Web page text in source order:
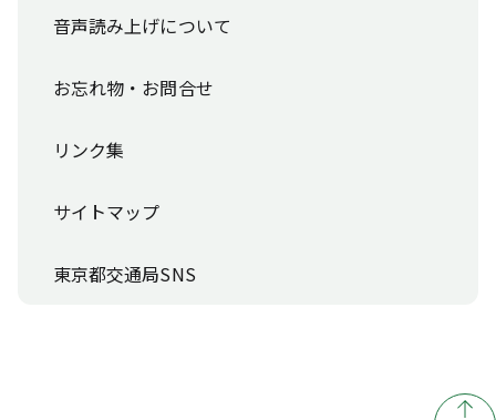
音声読み上げについて
お忘れ物・お問合せ
リンク集
サイトマップ
東京都交通局SNS